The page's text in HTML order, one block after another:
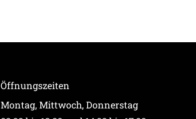
Öffnungszeiten
Montag, Mittwoch, Donnerstag